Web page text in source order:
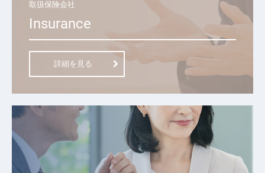
取扱保険会社
Insurance
詳細を見る